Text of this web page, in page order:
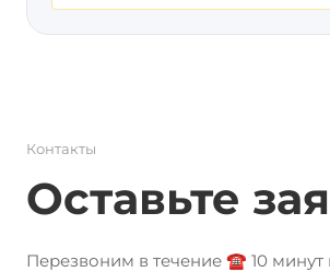
Контакты
Оставьте
Перезвоним в течение ☎️ 10 минут